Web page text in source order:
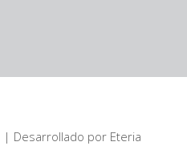
| Desarrollado por Eteria